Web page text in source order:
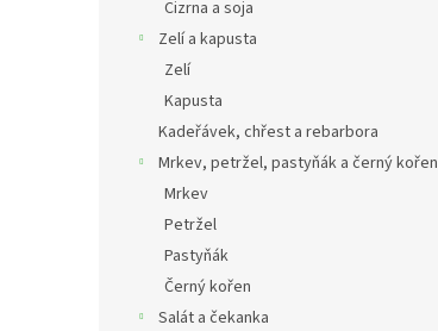
Cizrna a soja
Zelí a kapusta
Zelí
Kapusta
Kadeřávek, chřest a rebarbora
Mrkev, petržel, pastyňák a černý kořen
Mrkev
Petržel
Pastyňák
Černý kořen
Salát a čekanka